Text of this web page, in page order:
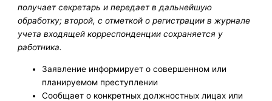
получает секретарь и передает в дальнейшую
обработку; второй, с отметкой о регистрации в журнале
учета входящей корреспонденции сохраняется у
работника.
Заявление информирует о совершенном или
планируемом преступлении
Сообщает о конкретных должностных лицах или